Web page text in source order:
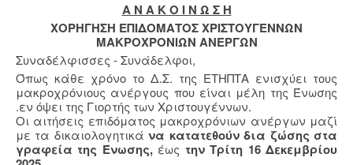
Α Ν Α Κ Ο Ι Ν Ω Σ Η
ΧΟΡΗΓΗΣΗ ΕΠΙΔΟΜΑΤΟΣ ΧΡΙΣΤΟΥΓΕΝΝΩΝ
ΜΑΚΡΟΧΡΟΝΙΩΝ ΑΝΕΡΓΩΝ
Συναδέλφισσες - Συνάδελφοι,
Όπως κάθε χρόνο το Δ.Σ. της ΕΤΗΠΤΑ ενισχύει τους
μακροχρόνιους ανέργους που είναι μέλη της Ένωσης
.εν όψει της Γιορτής των Χριστουγέννων.
Οι αιτήσεις επιδόματος μακροχρόνιων ανέργων μαζί
με τα δικαιολογητικά να κατατεθούν δια ζώσης στα
γραφεία της Ένωσης,έως την Τρίτη 16 Δεκεμβρίου